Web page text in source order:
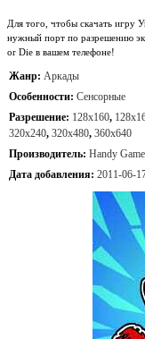
Для того, чтобы скачать игру
нужный порт по разрешению
or Die в вашем телефоне!
Жанр: Аркады
Особенности: Сенсорные
Разрешение: 128x160,
320x240, 320x480, 360x640
Производитель: Handy
Дата добавления: 2011-06-